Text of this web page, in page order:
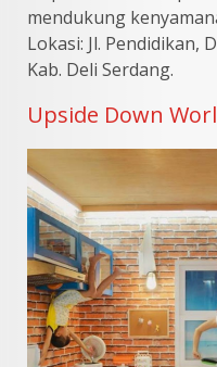
mendukung
Lokasi: Jl. Pendidikan,
Kab. Deli Serdang.
Upside Down